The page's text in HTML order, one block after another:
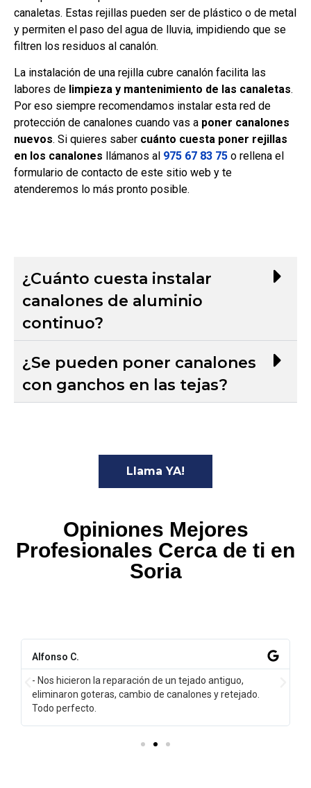
canaletas. Estas rejillas pueden ser de plástico o de metal
y permiten el paso del agua de lluvia, impidiendo que se
filtren los residuos al canalón.
La instalación de una rejilla cubre canalón facilita las
labores de limpieza y mantenimiento de las canaletas.
Por eso siempre recomendamos instalar esta red de
protección de canalones cuando vas a poner canalones
nuevos. Si quieres saber cuánto cuesta poner rejillas
en los canalones llámanos al 975 67 83 75 o rellena el
formulario de contacto de este sitio web y te
atenderemos lo más pronto posible.
¿Cuánto cuesta instalar
canalones de aluminio
continuo?
¿Se pueden poner canalones
con ganchos en las tejas?
Llama YA!
Opiniones Mejores
Profesionales Cerca de ti en
Soria
Alfonso C.
- Nos hicieron la reparación de un tejado antiguo,
eliminaron goteras, cambio de canalones y retejado.
Todo perfecto.